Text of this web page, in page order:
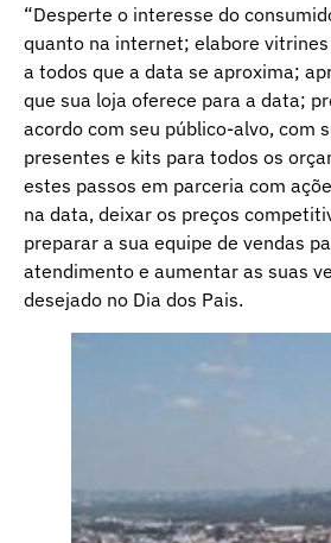
“Desperte o interesse do
quanto na internet; elabore
a todos que a data se aproxima;
que sua loja oferece para a data;
acordo com seu público-alvo, com
presentes e kits para todos os
estes passos em parceria com
na data, deixar os preços
preparar a sua equipe de vendas
atendimento e aumentar as suas
desejado no Dia dos Pais.